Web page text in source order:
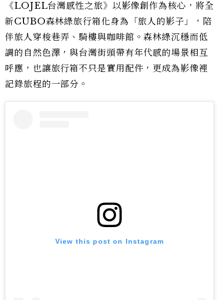
《LOJEL台灣感性之旅》以影像創作為核心，將全
新CUBO森林綠旅行箱化身為「旅人的影子」，陪
伴旅人穿梭巷弄、騎樓與咖啡館。森林綠沉穩而低
調的自然色澤，與台灣街頭帶有年代感的場景相互
呼應，也讓旅行箱不只是實用配件，更成為影像裡
記錄旅程的一部分。
View this post on Instagram